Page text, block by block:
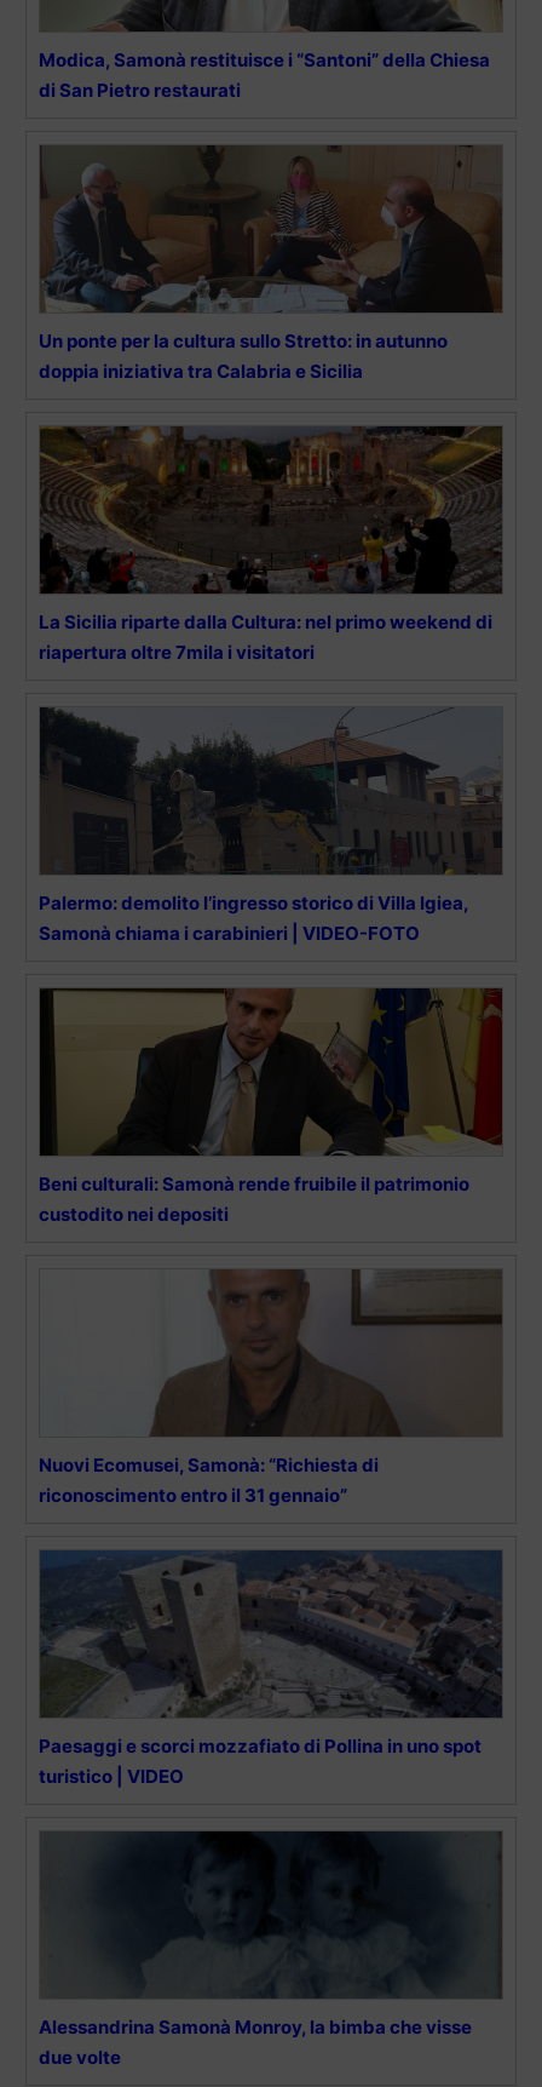
Modica, Samonà restituisce i “Santoni” della Chiesa
di San Pietro restaurati
Un ponte per la cultura sullo Stretto: in autunno
doppia iniziativa tra Calabria e Sicilia
La Sicilia riparte dalla Cultura: nel primo weekend di
riapertura oltre 7mila i visitatori
Palermo: demolito l’ingresso storico di Villa Igiea,
Samonà chiama i carabinieri | VIDEO-FOTO
Beni culturali: Samonà rende fruibile il patrimonio
custodito nei depositi
Nuovi Ecomusei, Samonà: “Richiesta di
riconoscimento entro il 31 gennaio”
Paesaggi e scorci mozzafiato di Pollina in uno spot
turistico | VIDEO
Alessandrina Samonà Monroy, la bimba che visse
due volte